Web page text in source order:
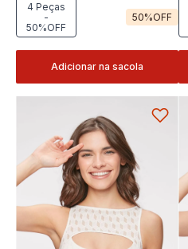
4 Peças
-
50%OFF
50%OFF
Adicionar na sacola